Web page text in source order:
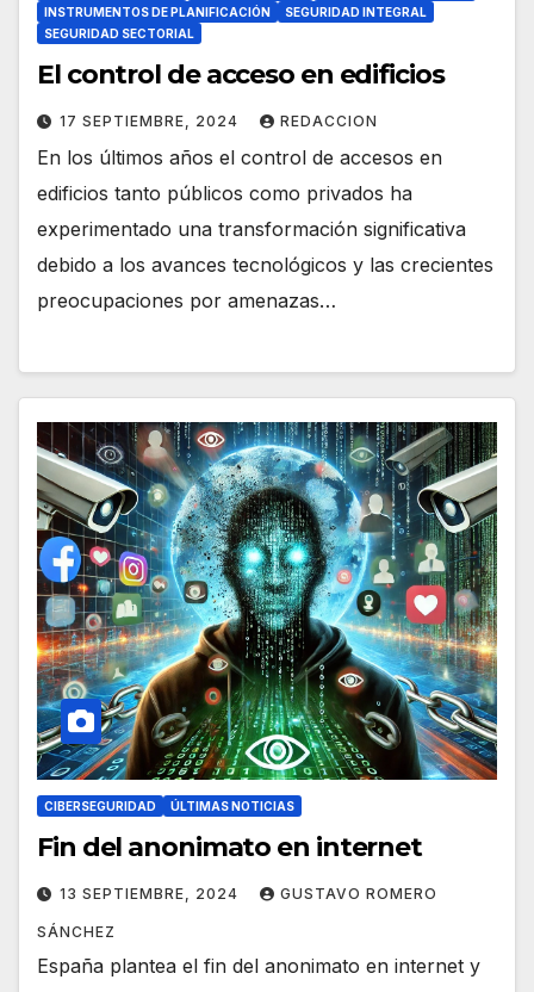
INSTRUMENTOS DE PLANIFICACIÓN
SEGURIDAD INTEGRAL
SEGURIDAD SECTORIAL
El control de acceso en edificios
17 SEPTIEMBRE, 2024 REDACCION
En los últimos años el control de accesos en
edificios tanto públicos como privados ha
experimentado una transformación significativa
debido a los avances tecnológicos y las crecientes
preocupaciones por amenazas…
CIBERSEGURIDAD ÚLTIMAS NOTICIAS
Fin del anonimato en internet
13 SEPTIEMBRE, 2024 GUSTAVO ROMERO
SÁNCHEZ
España plantea el fin del anonimato en internet y